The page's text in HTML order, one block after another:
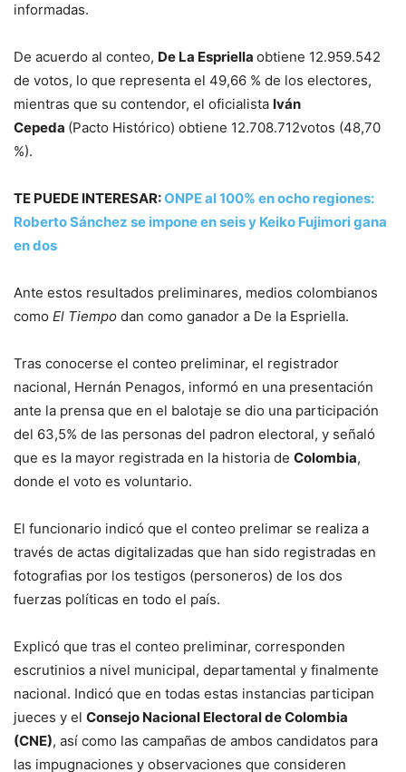
informadas.
De acuerdo al conteo, De La Espriella obtiene 12.959.542
de votos, lo que representa el 49,66 % de los electores,
mientras que su contendor, el oficialista Iván
Cepeda (Pacto Histórico) obtiene 12.708.712votos (48,70
%).
TE PUEDE INTERESAR:ONPE al 100% en ocho regiones:
Roberto Sánchez se impone en seis y Keiko Fujimori gana
en dos
Ante estos resultados preliminares, medios colombianos
como El Tiempo dan como ganador a De la Espriella.
Tras conocerse el conteo preliminar, el registrador
nacional, Hernán Penagos, informó en una presentación
ante la prensa que en el balotaje se dio una participación
del 63,5% de las personas del padron electoral, y señaló
que es la mayor registrada en la historia de Colombia,
donde el voto es voluntario.
El funcionario indicó que el conteo prelimar se realiza a
través de actas digitalizadas que han sido registradas en
fotografias por los testigos (personeros) de los dos
fuerzas políticas en todo el país.
Explicó que tras el conteo preliminar, corresponden
escrutinios a nivel municipal, departamental y finalmente
nacional. Indicó que en todas estas instancias participan
jueces y el Consejo Nacional Electoral de Colombia
(CNE), así como las campañas de ambos candidatos para
las impugnaciones y observaciones que consideren